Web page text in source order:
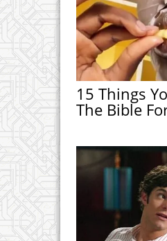
15 Things
The Bible